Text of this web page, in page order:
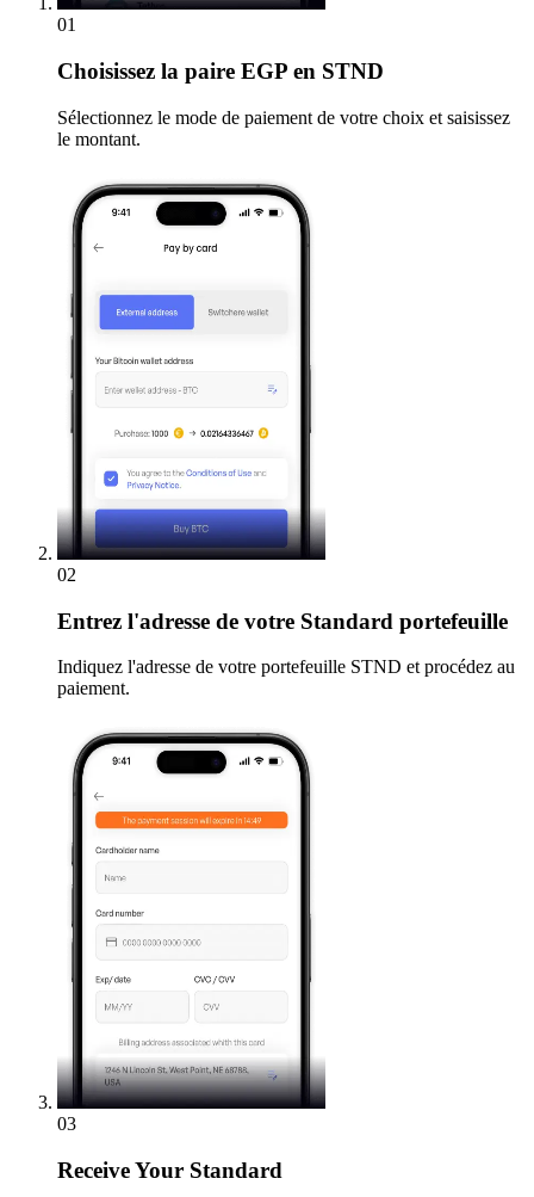
01
Choisissez la paire EGP en STND
Sélectionnez le mode de paiement de votre choix et saisissez
le montant.
02
Entrez l'adresse de votre Standard portefeuille
Indiquez l'adresse de votre portefeuille STND et procédez au
paiement.
03
ReceiveYour Standard